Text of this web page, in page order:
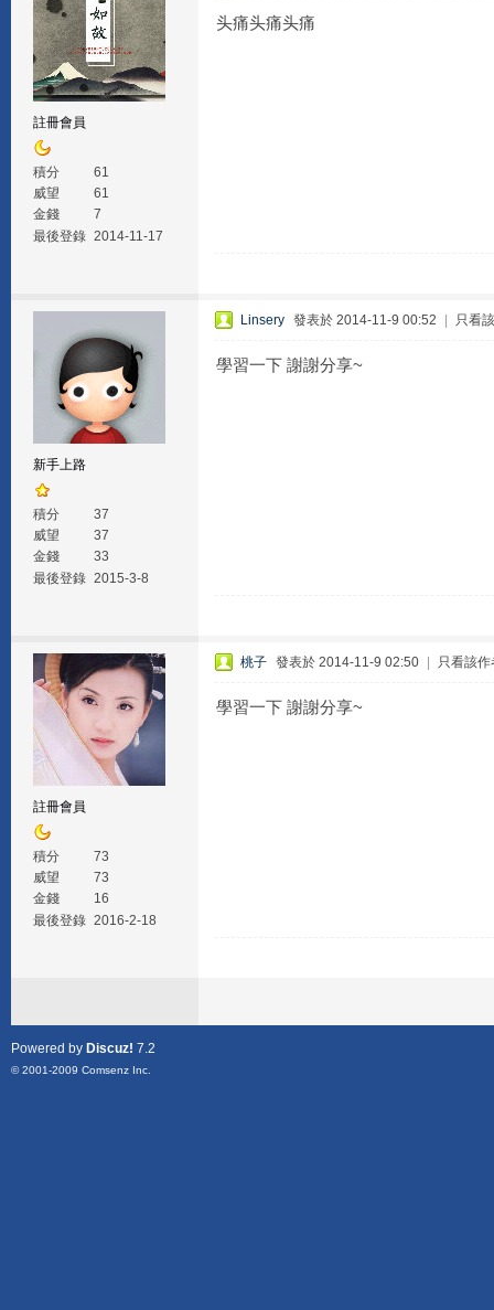
註冊會員
積分
61
威望
61
金錢
7
最後登錄 2014-11-17
头痛头痛头痛
新手上路
積分
37
威望
37
金錢
33
最後登錄 2015-3-8
Linsery 發表於 2014-11-9 00:52 只看
學習一下 謝謝分享~
註冊會員
積分
73
威望
73
金錢
16
最後登錄 2016-2-18
桃子 發表於 2014-11-9 02:50 只看該作
學習一下 謝謝分享~
Powered by Discuz! 7.2
© 2001-2009 Comsenz Inc.